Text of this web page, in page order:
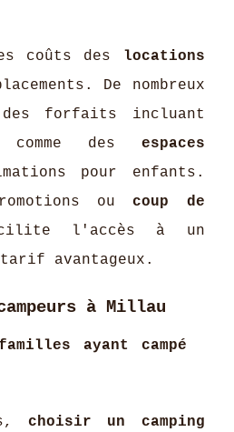
coûts des locations
De nombreux
des forfaits incluant
comme des espaces
pour enfants.
oucoup de
l'accès à un
avantageux.
à Millau
ayant campé
choisir un camping